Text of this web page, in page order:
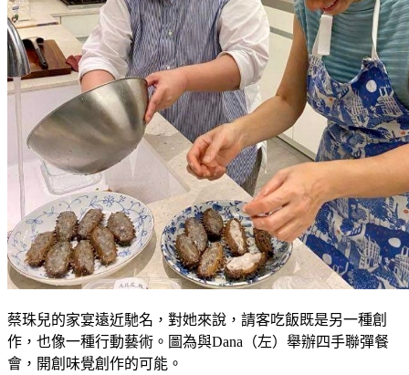
蔡珠兒的家宴遠近馳名，對她來說，請客吃飯既是另一種創
作，也像一種行動藝術。圖為與Dana（左）舉辦四手聯彈餐
會，開創味覺創作的可能。